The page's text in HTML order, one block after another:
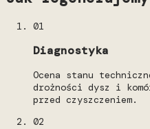
01
Diagnostyka
Ocena stanu
drożności dysz i
przed czyszczeniem.
02